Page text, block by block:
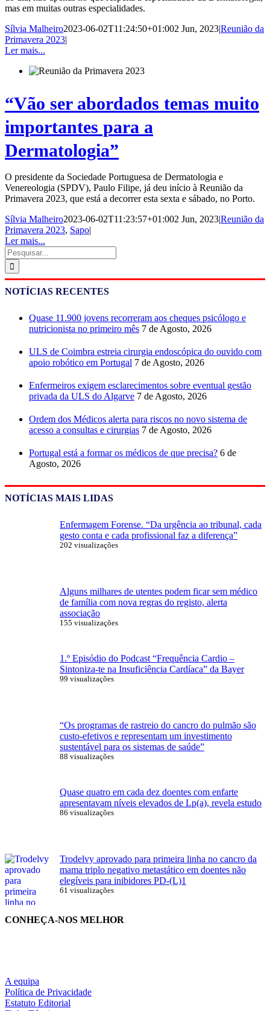
mas em muitas outras especialidades.
Sílvia Malheiro2023-06-02T11:24:50+01:002 Jun, 2023|Reunião da
Primavera 2023|
Ler mais...
“Vão ser abordados temas muito
importantes para a
Dermatologia”
O presidente da Sociedade Portuguesa de Dermatologia e
Venereologia (SPDV), Paulo Filipe, já deu início à Reunião da
Primavera 2023, que está a decorrer esta sexta e sábado, no Porto.
Sílvia Malheiro2023-06-02T11:23:57+01:002 Jun, 2023|Reunião da
Primavera 2023, Sapo|
Ler mais...
Pesquisar
NOTÍCIAS RECENTES
Quase 11.900 jovens recorreram aos cheques psicólogo e
nutricionista no primeiro mês 7 de Agosto, 2026
ULS de Coimbra estreia cirurgia endoscópica do ouvido com
apoio robótico em Portugal 7 de Agosto, 2026
Enfermeiros exigem esclarecimentos sobre eventual gestão
privada da ULS do Algarve 7 de Agosto, 2026
Ordem dos Médicos alerta para riscos no novo sistema de
acesso a consultas e cirurgias 7 de Agosto, 2026
Portugal está a formar os médicos de que precisa? 6 de
Agosto, 2026
NOTÍCIAS MAIS LIDAS
Enfermagem Forense. “Da urgência ao tribunal, cada
gesto conta e cada profissional faz a diferença”
202 visualizações
Alguns milhares de utentes podem ficar sem médico
de família com nova regras do registo, alerta
associação
155 visualizações
1.º Episódio do Podcast “Frequência Cardio –
Sintoniza-te na Insuficiência Cardíaca” da Bayer
99 visualizações
“Os programas de rastreio do cancro do pulmão são
custo-efetivos e representam um investimento
sustentável para os sistemas de saúde”
88 visualizações
Quase quatro em cada dez doentes com enfarte
apresentavam níveis elevados de Lp(a), revela estudo
86 visualizações
Trodelvy aprovado para primeira linha no cancro da
mama triplo negativo metastático em doentes não
elegíveis para inibidores PD-(L)1
61 visualizações
CONHEÇA-NOS MELHOR
A equipa
Política de Privacidade
Estatuto Editorial